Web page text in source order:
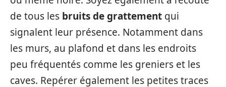
de tous les bruits de grattement qui
signalent leur présence. Notamment dans
les murs, au plafond et dans les endroits
peu fréquentés comme les greniers et les
caves. Repérer également les petites traces